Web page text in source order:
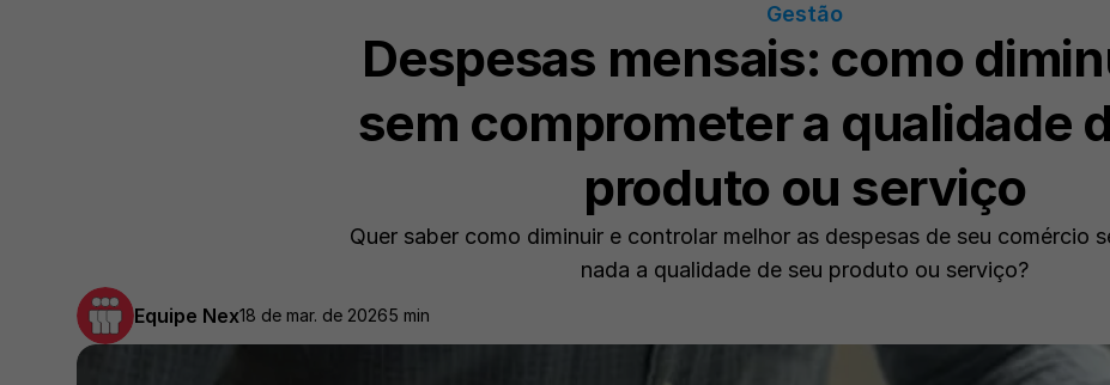
Gestão
Despesas mensais: como
sem comprometer a qualidade
produto ou serviço
Quer saber como diminuir e controlar melhor as despesas de seu comércio
nada a qualidade de seu produto ou serviço?
Equipe Nex18 de mar. de 20265 min